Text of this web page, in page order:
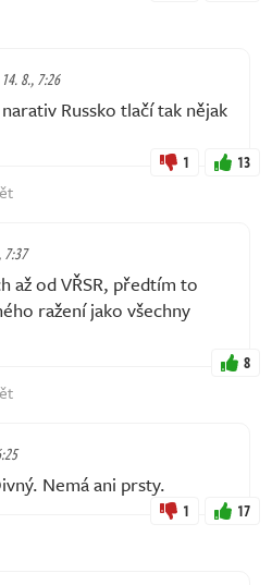
8., 7:26
Russko tlačí tak nějak
1 13
7:37
až od VŘSR, předtím to
ražení jako všechny
8
Nemá ani prsty.
1 17